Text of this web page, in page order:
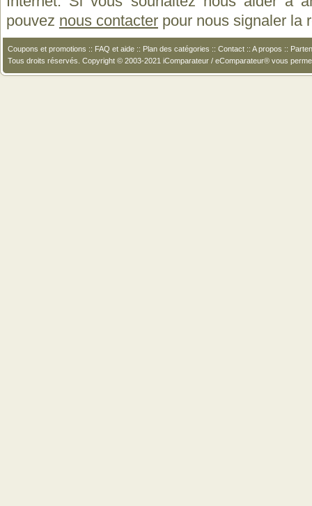
pouvez nous contacter pour nous signaler la
Coupons et promotions :: FAQ et aide :: Plan des catégories :: Contact :: A propos ::
Tous droits réservés. Copyright © 2003-2021 iComparateur / eComparateur® vous